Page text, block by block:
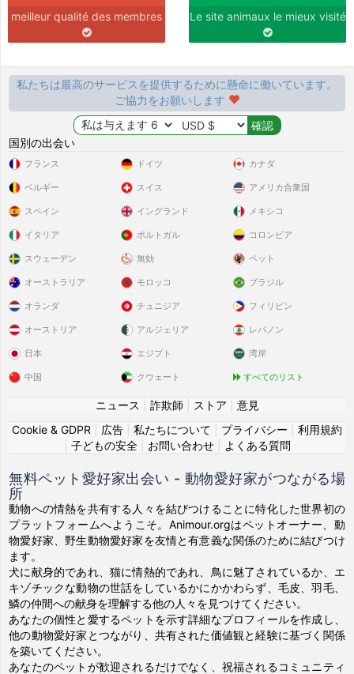
meilleur qualité des membres Le site animaux le mieux visité
私たちは最高のサービスを提供するために懸命に働いています。
ご協力をお願いします
国別の出会い
フランス
ベルギー
スペイン
イタリア
スウェーデン
ドイツ
スイス
イングランド
ポルトガル
無効
カナダ
アメリカ合衆国
メキシコ
コロンビア
ペット
オーストラリア
オランダ
オーストリア
日本
中国
モロッコ
チュニジア
アルジェリア
エジプト
クウェート
ブラジル
フィリピン
レバノン
湾岸
すべてのリスト
ニュース 詐欺師 ストア
意見
Cookie & GDPR
広告 私たちについて プライバシー
利用規約
子どもの安全| お問い合わせ| よくある質問
無料ペット愛好家出会い - 動物愛好家がつながる場
所
動物への情熱を共有する人々を結びつけることに特化した世界初の
プラットフォームへようこそ。Animour.orgはペットオーナー、動
物愛好家、野生動物愛好家を友情と有意義な関係のために結びつけ
ます。
犬に献身的であれ、猫に情熱的であれ、鳥に魅了されているか、エ
キゾチックな動物の世話をしているかにかかわらず、毛皮、羽毛、
鱗の仲間への献身を理解する他の人々を見つけてください。
あなたの個性と愛するペットを示す詳細なプロフィールを作成し、
他の動物愛好家とつながり、共有された価値観と経験に基づく関係
を築いてください。
あなたのペットが歓迎されるだけでなく、祝福されるコミュニティ